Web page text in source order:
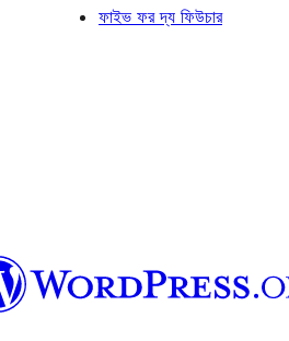
ফাইভ ফর দ্য ফিউচার